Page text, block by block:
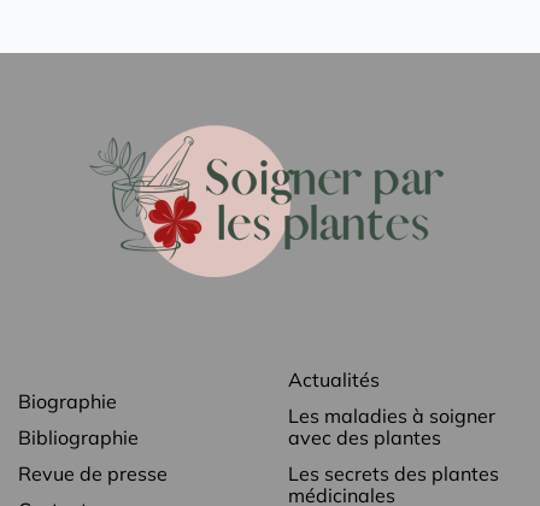
Biographie
Bibliographie
Revue de presse
Actualités
Les maladies à soigner
avec des plantes
Les secrets des plantes
médicinales